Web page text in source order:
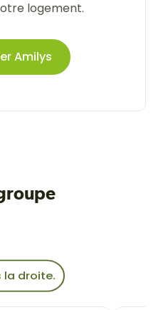
logement.
Amilys